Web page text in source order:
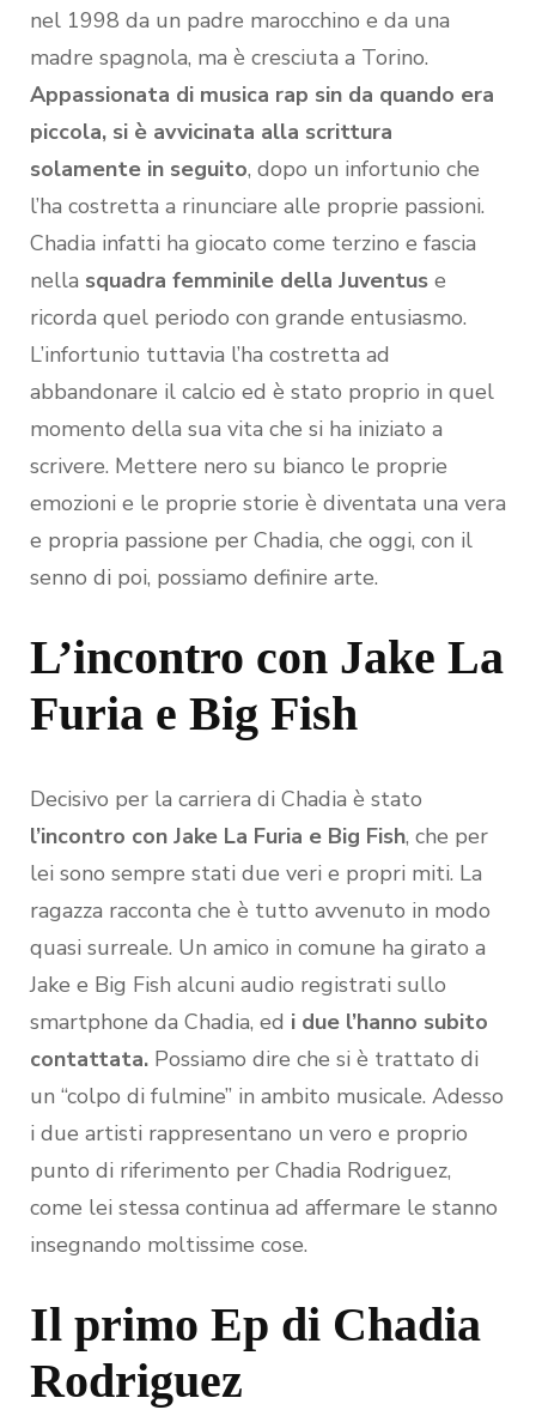
nel 1998 da un padre marocchino e da una
madre spagnola, ma è cresciuta a Torino.
Appassionata di musica rap sin da quando era
piccola, si è avvicinata alla scrittura
solamente in seguito, dopo un infortunio che
l’ha costretta a rinunciare alle proprie passioni.
Chadia infatti ha giocato come terzino e fascia
nella squadra femminile della Juventus e
ricorda quel periodo con grande entusiasmo.
L’infortunio tuttavia l’ha costretta ad
abbandonare il calcio ed è stato proprio in quel
momento della sua vita che si ha iniziato a
scrivere. Mettere nero su bianco le proprie
emozioni e le proprie storie è diventata una vera
e propria passione per Chadia, che oggi, con il
senno di poi, possiamo definire arte.
L’incontro con Jake La
Furia e Big Fish
Decisivo per la carriera di Chadia è stato
l’incontro con Jake La Furia e Big Fish, che per
lei sono sempre stati due veri e propri miti. La
ragazza racconta che è tutto avvenuto in modo
quasi surreale. Un amico in comune ha girato a
Jake e Big Fish alcuni audio registrati sullo
smartphone da Chadia, ed i due l’hanno subito
contattata. Possiamo dire che si è trattato di
un “colpo di fulmine” in ambito musicale. Adesso
i due artisti rappresentano un vero e proprio
punto di riferimento per Chadia Rodriguez,
come lei stessa continua ad affermare le stanno
insegnando moltissime cose.
Il primo Ep di Chadia
Rodriguez